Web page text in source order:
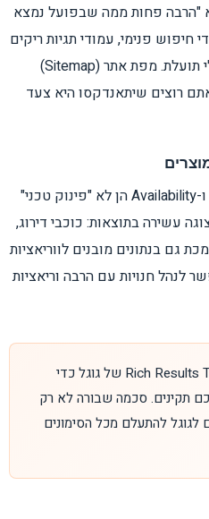
"הרבה פחות ממה שבפועל נמצא
חיפוש פנימי, עמודי תגיות ריקים
— כולם צורכים תקציב זחילה בלי תועלת. מפת אתר (Sitemap)
רוצים שיתאנדקסו היא צעד
סכמות Product, Review, Offer ו-Availability הן לא "פינוק טכני"
עשירה בתוצאות: כוכבי דירוג,
גם בנתונים מובנים לווריאציות
לנהל חנויות עם הרבה וריאציות
השתמשו ב-Rich Results Test של גוגל כדי
תקינים. סכמה שבורה לא רק
לגוגל להתעלם מכל הסימונים